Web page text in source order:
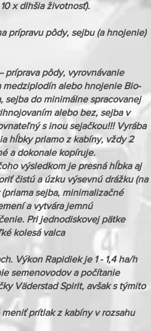
x dlhšia životnosť).
prípravu pôdy, sejbu (a hnojenie)
príprava pôdy, vyrovnávanie
medziplodín alebo hnojenie Bio-
sejba do minimálne spracovanej
alebo bez, sejba v
s inou sejačkou!!! Vyrába
hĺbky priamo z kabíny, vždy 2
a dokonale kopíruje.
výsledkom je presná hĺbka aj
čistú a úzku výsevnú drážku (na
sejba, minimalizačné
a vytvára jemnú
Pri jednodiskovej pätke
kolesá valca
Výkon Rapidiek je 1 - 1,4 ha/h
semenovodov a počítanie
Väderstad Spirit, avšak s týmito
prítlak z kabíny v rozsahu